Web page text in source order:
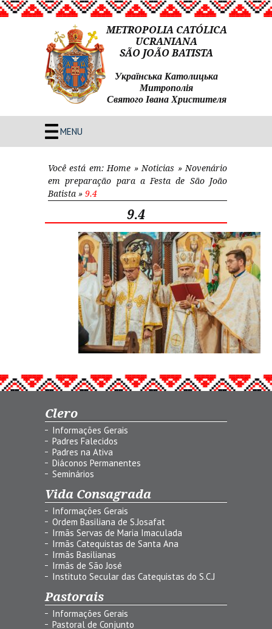
METROPOLIA CATÓLICA
UCRANIANA
SÃO JOÃO BATISTA
Українська Католицька
Митрополія
Святого Івана Христителя
MENU
Você está em: Home » Noticias » Novenário
em preparação para a Festa de São João
Batista » 9.4
9.4
Clero
Informações Gerais
Padres Falecidos
Padres na Ativa
Diáconos Permanentes
Seminários
Vida Consagrada
Informações Gerais
Ordem Basiliana de S.Josafat
Irmãs Servas de Maria Imaculada
Irmãs Catequistas de Santa Ana
Irmãs Basilianas
Irmãs de São José
Instituto Secular das Catequistas do S.C.J
Pastorais
Informações Gerais
Pastoral de Conjunto